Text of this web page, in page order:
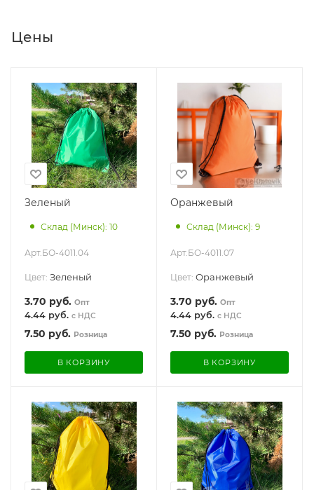
Цены
Зеленый
Склад (Минск): 10
Арт. БО-4011.04
Цвет: Зеленый
3.70 руб. Опт
4.44 руб. с НДС
7.50 руб. Розница
В КОРЗИНУ
Оранжевый
Склад (Минск): 9
Арт. БО-4011.07
Цвет: Оранжевый
3.70 руб. Опт
4.44 руб. с НДС
7.50 руб. Розница
В КОРЗИНУ